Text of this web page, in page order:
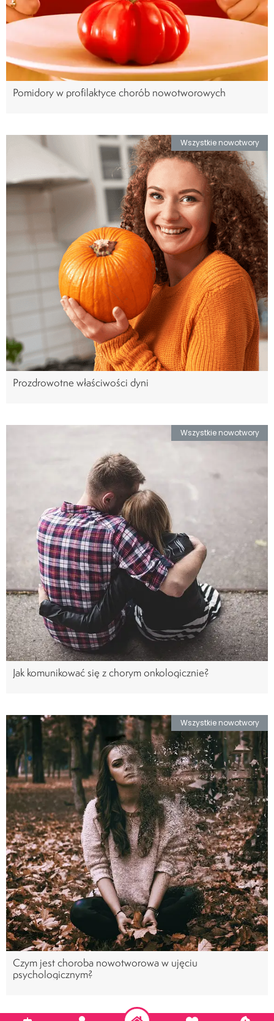
Pomidory w profilaktyce chorób nowotworowych
Wszystkie nowotwory
Prozdrowotne właściwości dyni
Wszystkie nowotwory
Jak komunikować się z chorym onkologicznie?
Wszystkie nowotwory
Czym jest choroba nowotworowa w ujęciu
psychologicznym?